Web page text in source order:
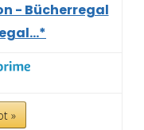
- Bücherregal
»